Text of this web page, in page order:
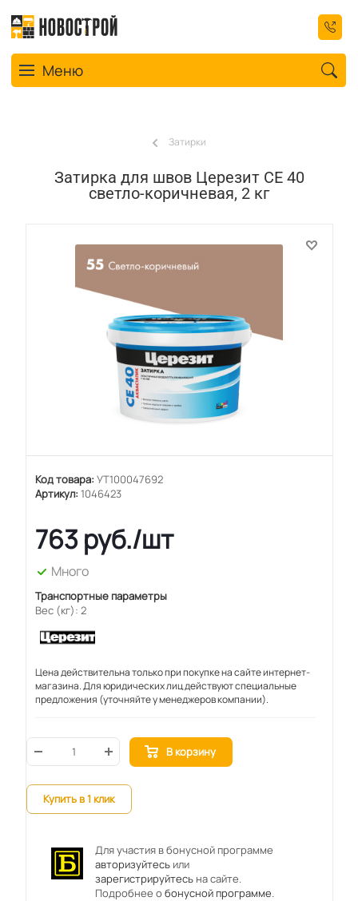
Toggle navigation
Меню
Затирки
Затирка для швов Церезит СЕ 40
светло-коричневая, 2 кг
Код товара: УТ100047692
Артикул: 1046423
763 руб./шт
Много
Транспортные параметры
Вес (кг): 2
Цена действительна только при покупке на сайте интернет-
магазина. Для юридических лиц действуют специальные
предложения (уточняйте у менеджеров компании).
В корзину
Купить в 1 клик
Для участия в бонусной программе
авторизуйтесьили
зарегистрируйтесьна сайте.
Подробнее обонусной программе.